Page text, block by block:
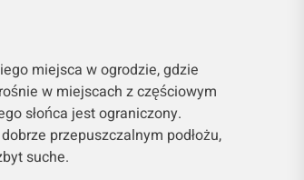
miejsca w ogrodzie, gdzie
w miejscach z częściowym
słońca jest ograniczony.
przepuszczalnym podłożu,
suche.